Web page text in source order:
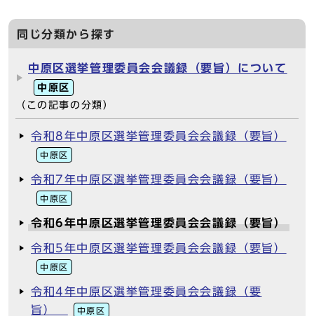
同じ分類から探す
中原区選挙管理委員会会議録（要旨）について
中原区
（この記事の分類）
令和8年中原区選挙管理委員会会議録（要旨）
中原区
令和7年中原区選挙管理委員会会議録（要旨）
中原区
令和6年中原区選挙管理委員会会議録（要旨）
令和5年中原区選挙管理委員会会議録（要旨）
中原区
令和4年中原区選挙管理委員会会議録（要
旨）
中原区